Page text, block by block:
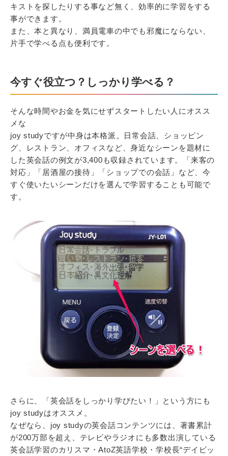
キストを探したりする事など無く、効率的に学習をする
事ができます。
また、本と異なり、満員電車の中でも邪魔にならない、
片手で学べる点も便利です。
今すぐ役立つ？しっかり学べる？
そんな時間やお金を気にせずスタートしたい人にオスス
メな
joy studyですが中身は本格派。日常会話、ショッピン
グ、レストラン、オフィスなど、身近なシーンを題材に
した英会話の例文が3,400も収録されています。「来客の
対応」「居酒屋の接待」「ショップでの会話」など、今
すぐ使いたいシーンだけを選んで学習することも可能で
す。
さらに、「英会話をしっかり学びたい！」という方にも
joy studyはオススメ。
なぜなら、joy studyの英会話コンテンツには、著書累計
が200万部を超え、テレビやラジオにも多数出演している
英会話学習のカリスマ・AtoZ英語学校・学校長“デイビッ